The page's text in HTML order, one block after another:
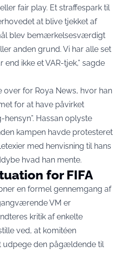
fair play. Et straffespark til
at blive tjekket af
blev bemærkelsesværdigt
anden grund. Vi har alle set
ikke et VAR-tjek,” sagde
over for Roya News, hvor han
for at have påvirket
Hassan oplyste
kampen havde protesteret
med henvisning til hans
hvad han mente.
for FIFA
en formel gennemgang af
VM er
kritik af enkelte
ved, at komitéen
udpege den pågældende til